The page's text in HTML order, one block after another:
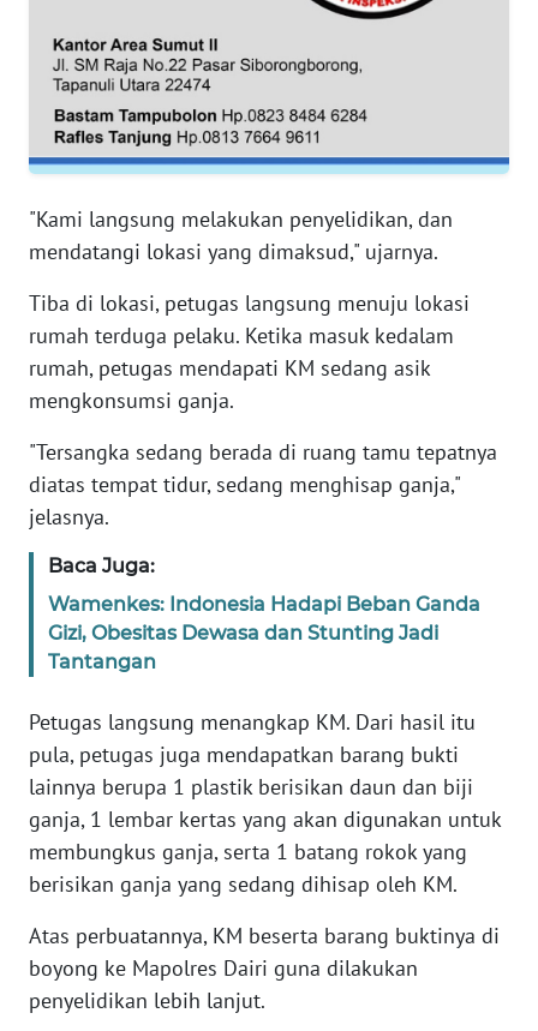
"Kami langsung melakukan penyelidikan, dan
mendatangi lokasi yang dimaksud," ujarnya.
Tiba di lokasi, petugas langsung menuju lokasi
rumah terduga pelaku. Ketika masuk kedalam
rumah, petugas mendapati KM sedang asik
mengkonsumsi ganja.
"Tersangka sedang berada di ruang tamu tepatnya
diatas tempat tidur, sedang menghisap ganja,"
jelasnya.
Baca Juga:
Wamenkes: Indonesia Hadapi Beban Ganda
Gizi, Obesitas Dewasa dan Stunting Jadi
Tantangan
Petugas langsung menangkap KM. Dari hasil itu
pula, petugas juga mendapatkan barang bukti
lainnya berupa 1 plastik berisikan daun dan biji
ganja, 1 lembar kertas yang akan digunakan untuk
membungkus ganja, serta 1 batang rokok yang
berisikan ganja yang sedang dihisap oleh KM.
Atas perbuatannya, KM beserta barang buktinya di
boyong ke Mapolres Dairi guna dilakukan
penyelidikan lebih lanjut.
KEPRI
WN
PAPUA
PAPUA
BARAT
WN
RIAU
WN
WN
JAMBI
WN
SULTRA
WN
WN
SULTENG
WN
SULBAR
WN
BABEL
WN